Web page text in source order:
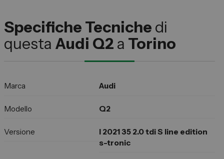
Specifiche Tecniche di
questa Audi Q2 a Torino
Marca Audi
Modello Q2
Versione
I 2021 35 2.0 tdi S line edition
s-tronic